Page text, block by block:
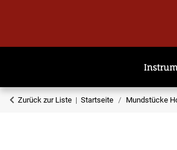
Zurück zur Liste Startseite Mundstücke